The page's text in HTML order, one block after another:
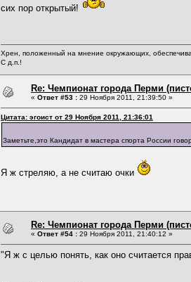
сих пор открытый!
Хрен, положенный на мнение окружающих,
С д.п.!
Re: Чемпионат города Перми
« Ответ #53 : 29 Ноября 2011, 21:39:50 »
Цитата: эгоист от 29 Ноября 2011, 21:36:01
Заметьте,это Кандидат в мастера спорта России
Я ж стреляю, а не считаю очки
Re: Чемпионат города Перми
« Ответ #54 : 29 Ноября 2011, 21:40:12 »
"Я ж с целью понять, как оно считается